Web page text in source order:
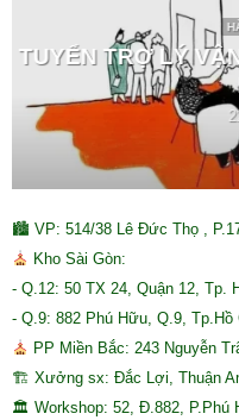
TUYỂN TRỢ LÝ
🏙 VP: 514/38 Lê Đức Thọ ,
Kho Sài Gòn:
- Q.12: 50 TX 24, Quận 12, Tp.
- Q.9: 882 Phú Hữu, Q.9, Tp.Hồ
PP Miền Bắc: 243 Nguyễn
🏗 Xưởng sx: Đắc Lợi, Thuận
🏛 Workshop: 52, Đ.882, P.Phú